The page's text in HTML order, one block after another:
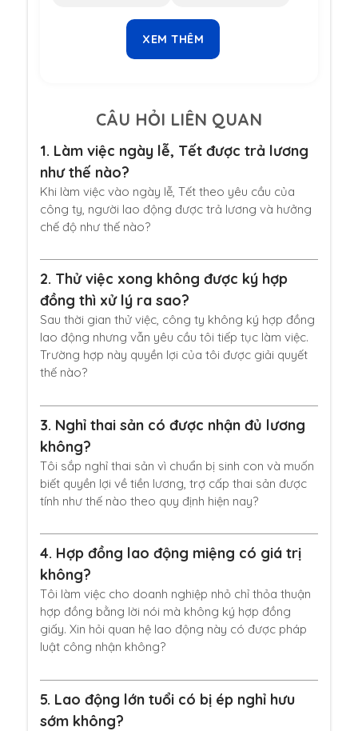
XEM THÊM
CÂU HỎI LIÊN QUAN
1. Làm việc ngày lễ, Tết được trả lương
như thế nào?
Khi làm việc vào ngày lễ, Tết theo yêu cầu của
công ty, người lao động được trả lương và hưởng
chế độ như thế nào?
2. Thử việc xong không được ký hợp
đồng thì xử lý ra sao?
Sau thời gian thử việc, công ty không ký hợp đồng
lao động nhưng vẫn yêu cầu tôi tiếp tục làm việc.
Trường hợp này quyền lợi của tôi được giải quyết
thế nào?
3. Nghỉ thai sản có được nhận đủ lương
không?
Tôi sắp nghỉ thai sản vì chuẩn bị sinh con và muốn
biết quyền lợi về tiền lương, trợ cấp thai sản được
tính như thế nào theo quy định hiện nay?
4. Hợp đồng lao động miệng có giá trị
không?
Tôi làm việc cho doanh nghiệp nhỏ chỉ thỏa thuận
hợp đồng bằng lời nói mà không ký hợp đồng
giấy. Xin hỏi quan hệ lao động này có được pháp
luật công nhận không?
5. Lao động lớn tuổi có bị ép nghỉ hưu
sớm không?